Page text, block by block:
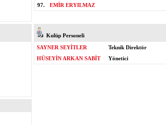
97.
EMİR ERYILMAZ
Kulüp Personeli
SAYNER SEYİTLER
Teknik Direktör
HÜSEYİN ARKAN SABİT
Yönetici